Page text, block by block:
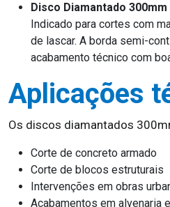
Disco Diamantado
Indicado para cortes com
de lascar. A borda semi-
acabamento técnico com
Aplicações
Os discos diamantados
Corte de concreto armado
Corte de blocos estruturais
Intervenções em obras
Acabamentos em alvenaria